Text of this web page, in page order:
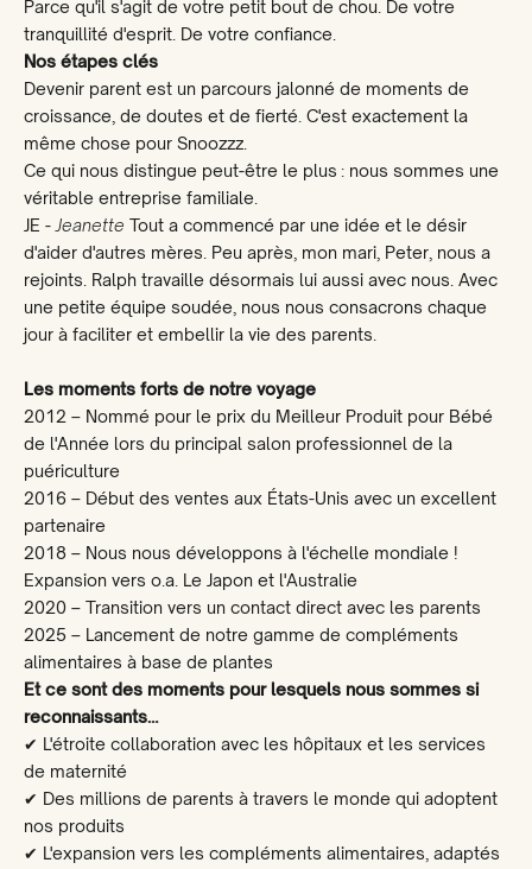
Parce qu'il s'agit de votre petit bout de chou. De votre
tranquillité d'esprit. De votre confiance.
Nos étapes clés
Devenir parent est un parcours jalonné de moments de
croissance, de doutes et de fierté. C'est exactement la
même chose pour Snoozzz.
Ce qui nous distingue peut-être le plus : nous sommes une
véritable entreprise familiale.
JE - Jeanette Tout a commencé par une idée et le désir
d'aider d'autres mères. Peu après, mon mari, Peter, nous a
rejoints. Ralph travaille désormais lui aussi avec nous. Avec
une petite équipe soudée, nous nous consacrons chaque
jour à faciliter et embellir la vie des parents.
Les moments forts de notre voyage
2012 – Nommé pour le prix du Meilleur Produit pour Bébé
de l'Année lors du principal salon professionnel de la
puériculture
2016 – Début des ventes aux États-Unis avec un excellent
partenaire
2018 – Nous nous développons à l'échelle mondiale !
Expansion vers o.a. Le Japon et l'Australie
2020 – Transition vers un contact direct avec les parents
2025 – Lancement de notre gamme de compléments
alimentaires à base de plantes
Et ce sont des moments pour lesquels nous sommes si
reconnaissants…
✔ L'étroite collaboration avec les hôpitaux et les services
de maternité
✔ Des millions de parents à travers le monde qui adoptent
nos produits
✔ L'expansion vers les compléments alimentaires, adaptés
5% korting voor jou!
nieuwsbrief. Welke situatie is voor jou van
toepassing?
Ik moet nog bevallen
Ik ben al bevallen
Ik koop voor iemand anders
Zeg ik liever niet